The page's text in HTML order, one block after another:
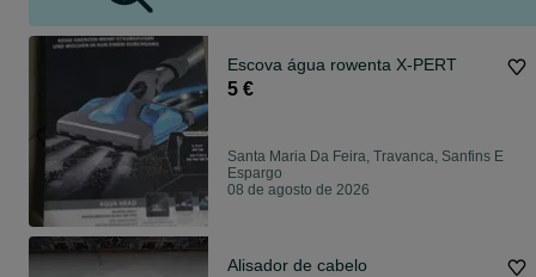
Escova água rowenta X-PERT
5 €
Santa Maria Da Feira, Travanca, Sanfins E
Espargo
08 de agosto de 2026
Alisador de cabelo